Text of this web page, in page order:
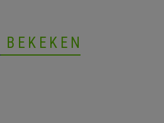
BEKEKEN